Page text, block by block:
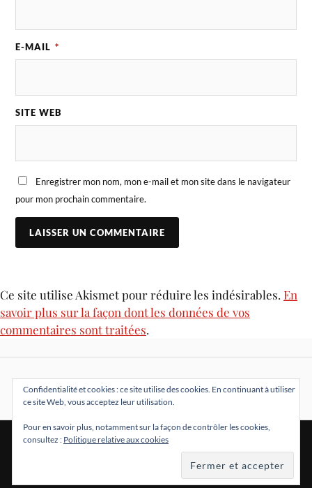
E-MAIL *
SITE WEB
Enregistrer mon nom, mon e-mail et mon site dans le navigateur
pour mon prochain commentaire.
Ce site utilise Akismet pour réduire les indésirables. En
savoir plus sur la façon dont les données de vos
commentaires sont traitées.
WORDPRESS & THÈME PAR
ANDERS NORÉN
Confidentialité et cookies : ce site utilise des cookies. En continuant à utiliser
ce site Web, vous acceptez leur utilisation.
Pour en savoir plus, notamment sur la façon de contrôler les cookies,
consultez : Politique relative aux cookies